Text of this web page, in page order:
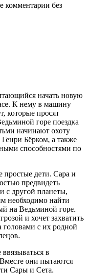
комментарии без
начать новую
К нему в машину
которые просят
горе поездка
начинают охоту
Генри Бёрком, а также
способностями по
простые дети. Сара и
предвидеть
с другой планеты,
необходимо найти
на Ведьминой горе.
и хочет захватить
с их родной
в
они пытаются
Сары и Сета.